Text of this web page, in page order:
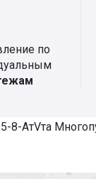
по
8-АтVта